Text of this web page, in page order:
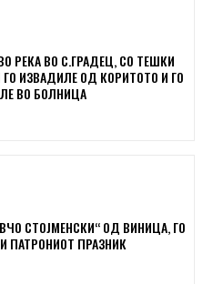
РЕКА ВО С.ГРАДЕЦ, СО ТЕШКИ
ИЗВАДИЛЕ ОД КОРИТОТО И ГО
ВО БОЛНИЦА
СТОЈМЕНСКИ“ ОД ВИНИЦА, ГО
ПАТРОНИОТ ПРАЗНИК